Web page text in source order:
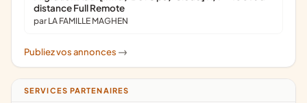
distance Full Remote
par LA FAMILLE MAGHEN
Publiez vos annonces ->
SERVICES PARTENAIRES